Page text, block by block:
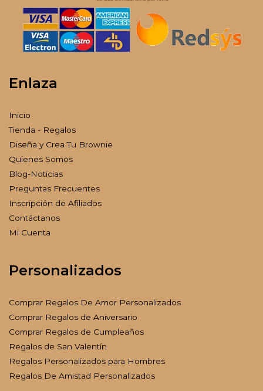
Enlaza
Inicio
Tienda - Regalos
Diseña y Crea Tu Brownie
Quienes Somos
Blog-Noticias
Preguntas Frecuentes
Inscripción de Afiliados
Contáctanos
Mi Cuenta
Personalizados
Comprar Regalos De Amor Personalizados
Comprar Regalos de Aniversario
Comprar Regalos de Cumpleaños
Regalos de San Valentín
Regalos Personalizados para Hombres
Regalos De Amistad Personalizados